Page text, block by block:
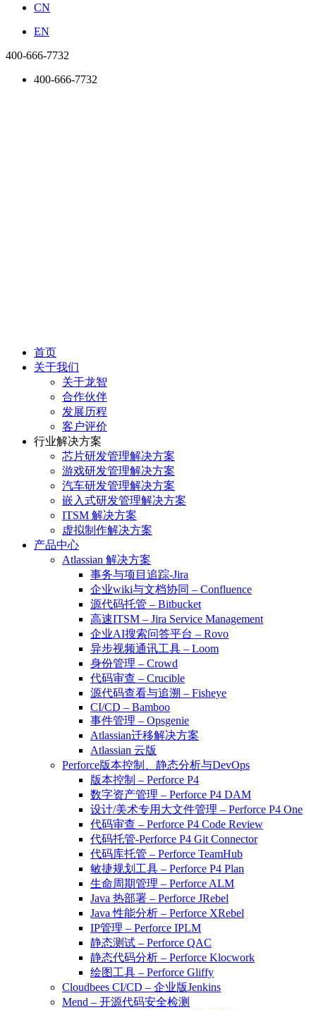
CN
EN
400-666-7732
400-666-7732
首页
关于我们
关于龙智
合作伙伴
发展历程
客户评价
行业解决方案
芯片研发管理解决方案
游戏研发管理解决方案
汽车研发管理解决方案
嵌入式研发管理解决方案
ITSM 解决方案
虚拟制作解决方案
产品中心
Atlassian 解决方案
事务与项目追踪-Jira
企业wiki与文档协同 – Confluence
源代码托管 – Bitbucket
高速ITSM – Jira Service Management
企业AI搜索问答平台 – Rovo
异步视频通讯工具 – Loom
身份管理 – Crowd
代码审查 – Crucible
源代码查看与追溯 – Fisheye
CI/CD – Bamboo
事件管理 – Opsgenie
Atlassian迁移解决方案
Atlassian 云版
Perforce版本控制、静态分析与DevOps
版本控制 – Perforce P4
数字资产管理 – Perforce P4 DAM
设计/美术专用大文件管理 – Perforce P4 One
代码审查 – Perforce P4 Code Review
代码托管-Perforce P4 Git Connector
代码库托管 – Perforce TeamHub
敏捷规划工具 – Perforce P4 Plan
生命周期管理 – Perforce ALM
Java 热部署 – Perforce JRebel
Java 性能分析 – Perforce XRebel
IP管理 – Perforce IPLM
静态测试 – Perforce QAC
静态代码分析 – Perforce Klocwork
绘图工具 – Perforce Gliffy
Cloudbees CI/CD – 企业版Jenkins
Mend – 开源代码安全检测